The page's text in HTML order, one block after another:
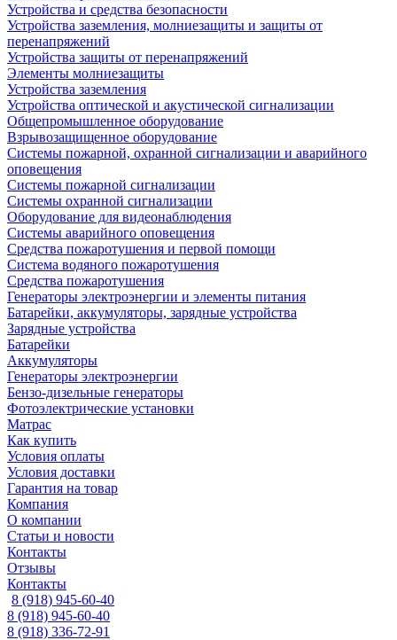
Устройства и средства безопасности
Устройства заземления, молниезащиты и защиты от
перенапряжений
Устройства защиты от перенапряжений
Элементы молниезащиты
Устройства заземления
Устройства оптической и акустической сигнализации
Общепромышленное оборудование
Взрывозащищенное оборудование
Системы пожарной, охранной сигнализации и аварийного
оповещения
Системы пожарной сигнализации
Системы охранной сигнализации
Оборудование для видеонаблюдения
Системы аварийного оповещения
Средства пожаротушения и первой помощи
Система водяного пожаротушения
Средства пожаротушения
Генераторы электроэнергии и элементы питания
Батарейки, аккумуляторы, зарядные устройства
Зарядные устройства
Батарейки
Аккумуляторы
Генераторы электроэнергии
Бензо-дизельные генераторы
Фотоэлектрические установки
Матрас
Как купить
Условия оплаты
Условия доставки
Гарантия на товар
Компания
О компании
Статьи и новости
Контакты
Отзывы
Контакты
8 (918) 945-60-40
8 (918) 945-60-40
8 (918) 336-72-91